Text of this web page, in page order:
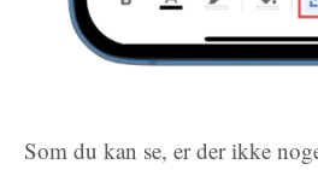
Som du kan se, er der ikke